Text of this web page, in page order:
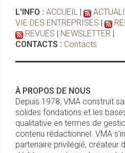
L'INFO : ACCUEIL |
VIE DES ENTREPRISES |
REVUES | NEWSLETTER |
CONTACTS : Contacts
À PROPOS DE NOUS
Depuis 1978, VMA construit
solides fondations et les
qualitative en termes de
contenu rédactionnel. VMA
partenaire privilégié, créateur